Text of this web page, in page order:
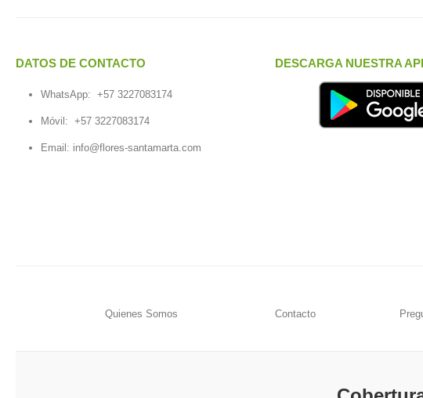
DATOS DE CONTACTO
WhatsApp: +57 3227083174
Móvil: +57 3227083174
Email: info@flores-santamarta.com
DESCARGA NUESTRA
Quienes Somos Contacto